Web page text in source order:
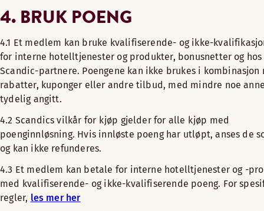
4. BRUK POENG
4.1 Et medlem kan bruke kvalifiserende- og ikke-
for interne hotelltjenester og produkter, bonusnetter og
Scandic-partnere. Poengene kan ikke brukes i kombinasjon
rabatter, kuponger eller andre tilbud, med mindre noe
tydelig angitt.
4.2 Scandics vilkår for kjøp gjelder for alle kjøp med
poenginnløsning. Hvis innløste poeng har utløpt, anses de
og kan ikke refunderes.
4.3 Et medlem kan betale for interne hotelltjenester og -
med kvalifiserende- og ikke-kvalifiserende poeng. For
regler, les mer her